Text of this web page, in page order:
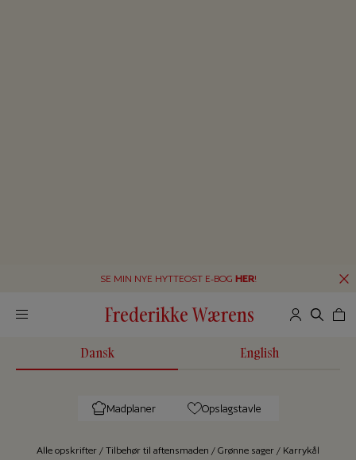
SE MIN NYE HYTTEOST E-BOG HER!
Frederikke Wærens
Dansk English
Madplaner Opslagstavle
Alle op­skrif­ter / Tilbehør til aftensmaden / Grønne sager / Karrykål